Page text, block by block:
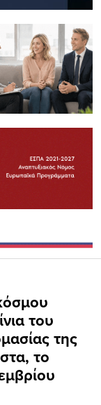
του
της
το